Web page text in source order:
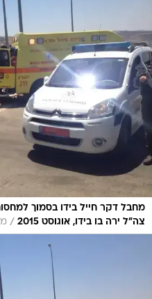
מחבל דקר חייל בידו בסמוך
צה"ל ירה בו בידו, אוגוסט 2015
/